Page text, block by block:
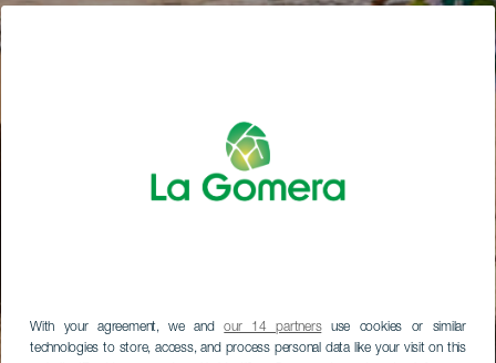
With your agreement, we andour 14 partnersuse cookies or similar
technologies to store, access, and process personal data like your visit on this